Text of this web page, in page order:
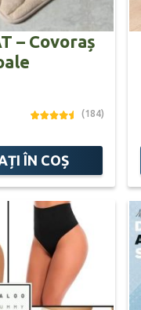
– Covoraș
(184)
ÎN COȘ